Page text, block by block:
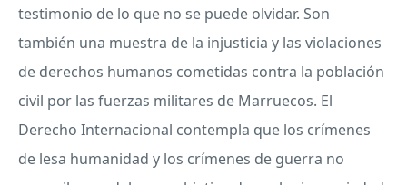
testimonio de lo que no se puede olvidar. Son
también una muestra de la injusticia y las violaciones
de derechos humanos cometidas contra la población
civil por las fuerzas militares de Marruecos. El
Derecho Internacional contempla que los crímenes
de lesa humanidad y los crímenes de guerra no